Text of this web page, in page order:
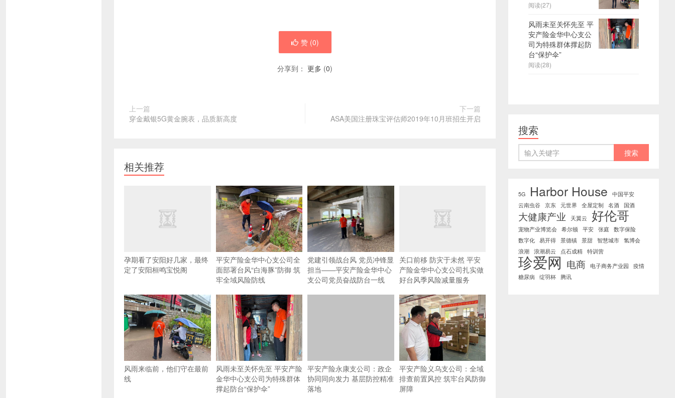
赞 (0)
分享到： 更多 (0)
上一篇
穿金戴银5G黄金腕表，品质新高度
下一篇
ASA美国注册珠宝评估师2019年10月班招生开启
相关推荐
孕期看了安阳好几家，最终
定了安阳桓鸣宝悦阁
平安产险金华中心支公司全
面部署台风“白海豚”防御 筑
牢全域风险防线
党建引领战台风 党员冲锋显
担当——平安产险金华中心
支公司党员奋战防台一线
关口前移 防灾于未然 平安
产险金华中心支公司扎实做
好台风季风险减量服务
风雨来临前，他们守在最前
线
风雨未至关怀先至 平安产险
金华中心支公司为特殊群体
撑起防台“保护伞”
平安产险永康支公司：政企
协同同向发力 基层防控精准
落地
平安产险义乌支公司：全域
排查前置风控 筑牢台风防御
屏障
阅读(27)
风雨未至关怀先至 平
安产险金华中心支公
司为特殊群体撑起防
台“保护伞”
阅读(28)
搜索
5G Harbor House
中国平安
云南虫谷 京东 元世界 全屋定制 名酒 国酒
大健康产业 天翼云 好伦哥
宠物产业博览会 希尔顿 平安 张庭
数字保险
数字化 易开得 景德镇 景甜 智慧城市 氢博会
浪潮 浪潮易云 点石成精 特训营
珍爱网 电商 电子商务产业园
疫情
糖尿病
绽羽杯 腾讯